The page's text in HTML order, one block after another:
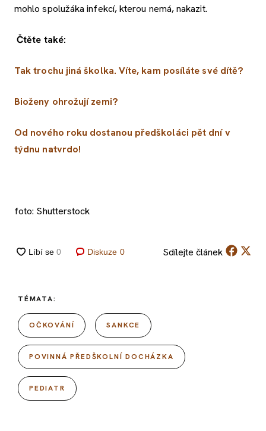
mohlo spolužáka infekcí, kterou nemá, nakazit.
Čtěte také:
Tak trochu jiná školka. Víte, kam posíláte své dítě?
Bioženy ohrožují zemi?
Od nového roku dostanou předškoláci pět dní v
týdnu natvrdo!
foto: Shutterstock
Diskuze 0 Sdílejte článek
TÉMATA:
OČKOVÁNÍ SANKCE
POVINNÁ PŘEDŠKOLNÍ DOCHÁZKA
PEDIATR